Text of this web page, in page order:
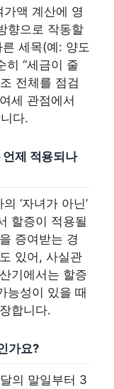
액 계산에 영
향으로 작동할
세목(예: 양도
히 “세금이 줄
전체를 점검
세 관점에서
다.
제 적용되나
‘자녀가 아닌’
할증이 적용될
증여받는 경
있어, 사실관
기에서는 할증
능성이 있을 때
합니다.
가요?
의 말일부터 3